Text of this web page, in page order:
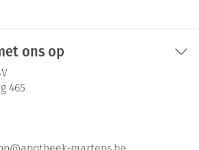
ons op
465